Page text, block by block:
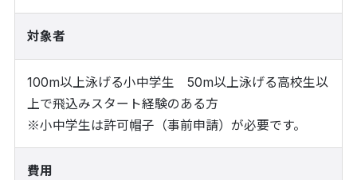
対象者
100m以上泳げる小中学生 50m以上泳げる高校生以
上で飛込みスタート経験のある方
※小中学生は許可帽子（事前申請）が必要です。
費用